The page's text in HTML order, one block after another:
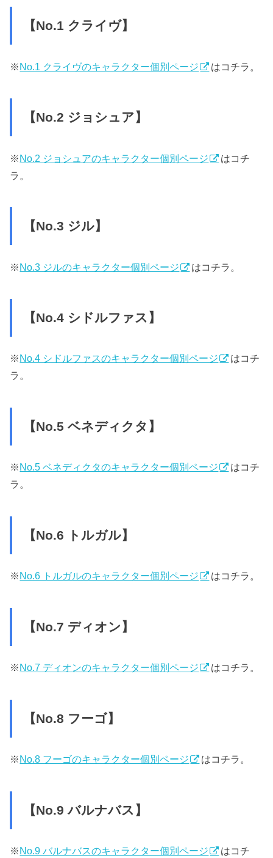
【No.1 クライヴ】
※No.1 クライヴのキャラクター個別ページ はコチラ。
【No.2 ジョシュア】
※No.2 ジョシュアのキャラクター個別ページ
はコチ
ラ。
【No.3 ジル】
※No.3 ジルのキャラクター個別ページ はコチラ。
【No.4 シドルファス】
※ No.4 シドルファスのキャラクター個別ページ
はコチ
ラ。
【No.5 ベネディクタ】
※ No.5 ベネディクタのキャラクター個別ページ
はコチ
ラ。
【No.6 トルガル】
※ No.6 トルガルのキャラクター個別ページ はコチラ。
【No.7 ディオン】
※ No.7 ディオンのキャラクター個別ページ はコチラ。
【No.8 フーゴ】
※No.8 フーゴのキャラクター個別ページ はコチラ。
【No.9 バルナバス】
※No.9 バルナバスのキャラクター個別ページ はコチ